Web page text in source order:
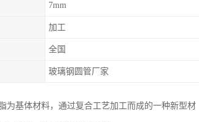
7mm
加工
全国
玻璃钢圆管厂家
为基体材料，通过复合工艺加工而成的一种新型材